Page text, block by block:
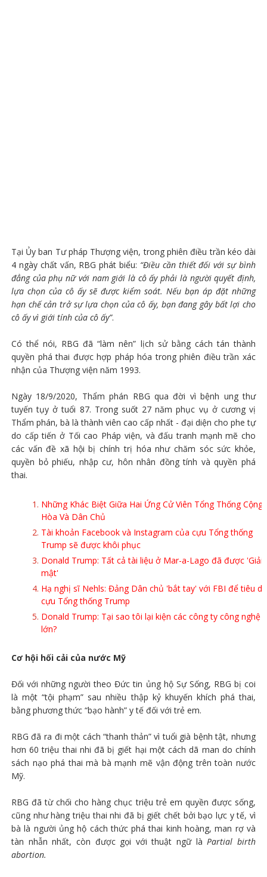
Tại Ủy ban Tư pháp Thượng viện, trong phiên điều trần kéo dài
4 ngày chất vấn, RBG phát biểu: “Điều cần thiết đối với sự bình
đẳng của phụ nữ với nam giới là cô ấy phải là người quyết định,
lựa chọn của cô ấy sẽ được kiểm soát. Nếu bạn áp đặt những
hạn chế cản trở sự lựa chọn của cô ấy, bạn đang gây bất lợi cho
cô ấy vì giới tính của cô ấy”.
Có thể nói, RBG đã “làm nên” lịch sử bằng cách tán thành
quyền phá thai được hợp pháp hóa trong phiên điều trần xác
nhận của Thượng viện năm 1993.
Ngày 18/9/2020, Thẩm phán RBG qua đời vì bệnh ung thư
tuyến tụy ở tuổi 87. Trong suốt 27 năm phục vụ ở cương vị
Thẩm phán, bà là thành viên cao cấp nhất - đại diện cho phe tự
do cấp tiến ở Tối cao Pháp viện, và đấu tranh mạnh mẽ cho
các vấn đề xã hội bị chính trị hóa như chăm sóc sức khỏe,
quyền bỏ phiếu, nhập cư, hôn nhân đồng tính và quyền phá
thai.
Những Khác Biệt Giữa Hai Ứng Cử Viên Tổng Thống Cộng
Hòa Và Dân Chủ
Tài khoản Facebook và Instagram của cựu Tổng thống
Trump sẽ được khôi phục
Donald Trump: Tất cả tài liệu ở Mar-a-Lago đã được 'Giải
mật'
Hạ nghị sĩ Nehls: Đảng Dân chủ 'bắt tay' với FBI để tiêu
cựu Tổng thống Trump
Donald Trump: Tại sao tôi lại kiện các công ty công nghệ
lớn?
Cơ hội hối cải của nước Mỹ
Đối với những người theo Đức tin ủng hộ Sự Sống, RBG bị coi
là một “tội phạm” sau nhiều thập kỷ khuyến khích phá thai,
bằng phương thức “bạo hành” y tế đối với trẻ em.
RBG đã ra đi một cách “thanh thản” vì tuổi già bệnh tật, nhưng
hơn 60 triệu thai nhi đã bị giết hại một cách dã man do chính
sách nạo phá thai mà bà mạnh mẽ vận động trên toàn nước
Mỹ.
RBG đã từ chối cho hàng chục triệu trẻ em quyền được sống,
cũng như hàng triệu thai nhi đã bị giết chết bởi bạo lực y tế, vì
bà là người ủng hộ cách thức phá thai kinh hoàng, man rợ và
tàn nhẫn nhất, còn được gọi với thuật ngữ làPartial birth
abortion.